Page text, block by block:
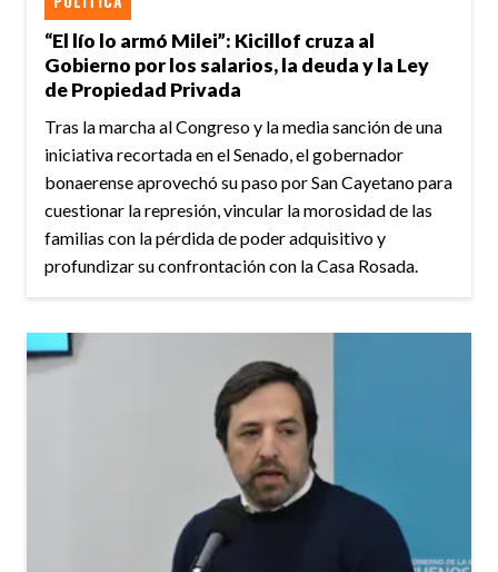
“El lío lo armó Milei”: Kicillof cruza al
Gobierno por los salarios, la deuda y la Ley
de Propiedad Privada
Tras la marcha al Congreso y la media sanción de una
iniciativa recortada en el Senado, el gobernador
bonaerense aprovechó su paso por San Cayetano para
cuestionar la represión, vincular la morosidad de las
familias con la pérdida de poder adquisitivo y
profundizar su confrontación con la Casa Rosada.